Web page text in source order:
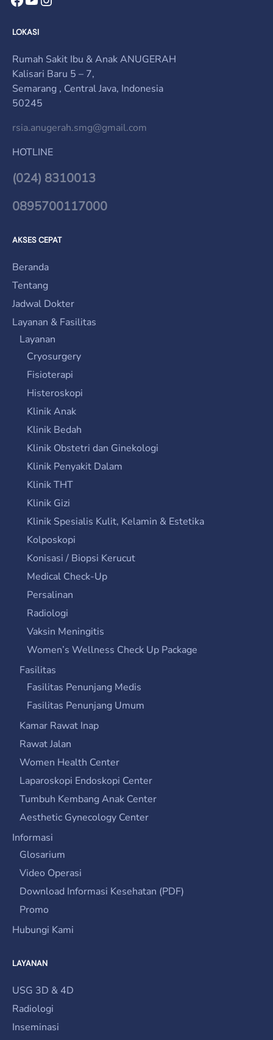
LOKASI
Rumah Sakit Ibu & Anak ANUGERAH
Kalisari Baru 5 – 7,
Semarang , Central Java, Indonesia
50245
rsia.anugerah.smg@gmail.com
HOTLINE
(024) 8310013
0895700117000
AKSES CEPAT
Beranda
Tentang
Jadwal Dokter
Layanan & Fasilitas
Layanan
Cryosurgery
Fisioterapi
Histeroskopi
Klinik Anak
Klinik Bedah
Klinik Obstetri dan Ginekologi
Klinik Penyakit Dalam
Klinik THT
Klinik Gizi
Klinik Spesialis Kulit, Kelamin & Estetika
Kolposkopi
Konisasi / Biopsi Kerucut
Medical Check-Up
Persalinan
Radiologi
Vaksin Meningitis
Women’s Wellness Check Up Package
Fasilitas
Fasilitas Penunjang Medis
Fasilitas Penunjang Umum
Kamar Rawat Inap
Rawat Jalan
Women Health Center
Laparoskopi Endoskopi Center
Tumbuh Kembang Anak Center
Aesthetic Gynecology Center
Informasi
Glosarium
Video Operasi
Download Informasi Kesehatan (PDF)
Promo
Hubungi Kami
LAYANAN
USG 3D & 4D
Radiologi
Inseminasi